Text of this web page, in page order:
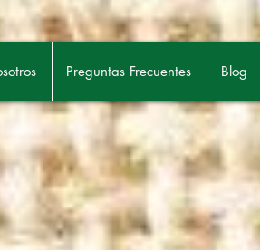
Preguntas Frecuentes Blog